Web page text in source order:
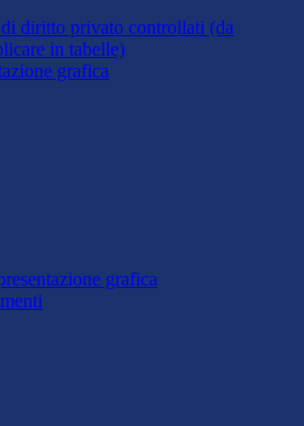
diritto privato controllati (da
in tabelle)
grafica
grafica